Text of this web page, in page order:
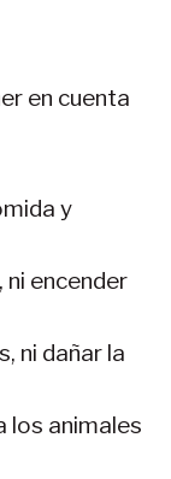
en cuenta
y
encender
ni dañar la
los animales